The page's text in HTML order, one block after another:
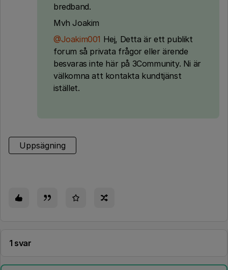
bredband.
Mvh Joakim
@Joakim001 Hej, Detta är ett publikt
forum så privata frågor eller ärende
besvaras inte här på 3Community. Ni är
välkomna att kontakta kundtjänst
istället.
Uppsägning
1 svar